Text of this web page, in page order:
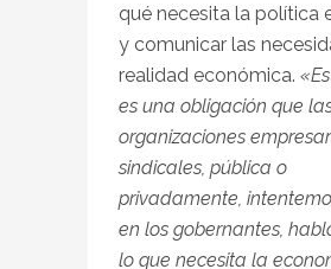
qué necesita la política
y comunicar las
realidad económica.
es una obligación que
organizaciones
sindicales, pública o
privadamente,
en los gobernantes,
lo que necesita la